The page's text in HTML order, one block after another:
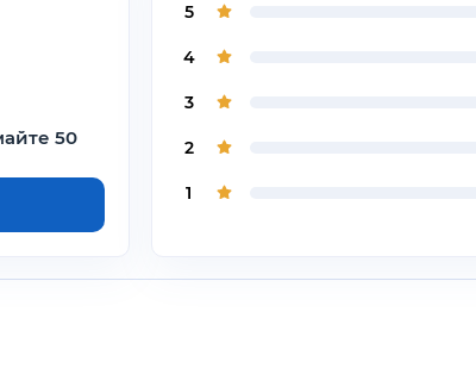
50
5
4
3
2
1